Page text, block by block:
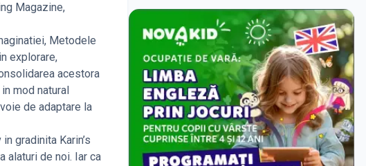
Magazine,
Metodele
explorare,
acestora
mod natural
de adaptare la
gradinita Karin’s
alaturi de noi. Iar ca